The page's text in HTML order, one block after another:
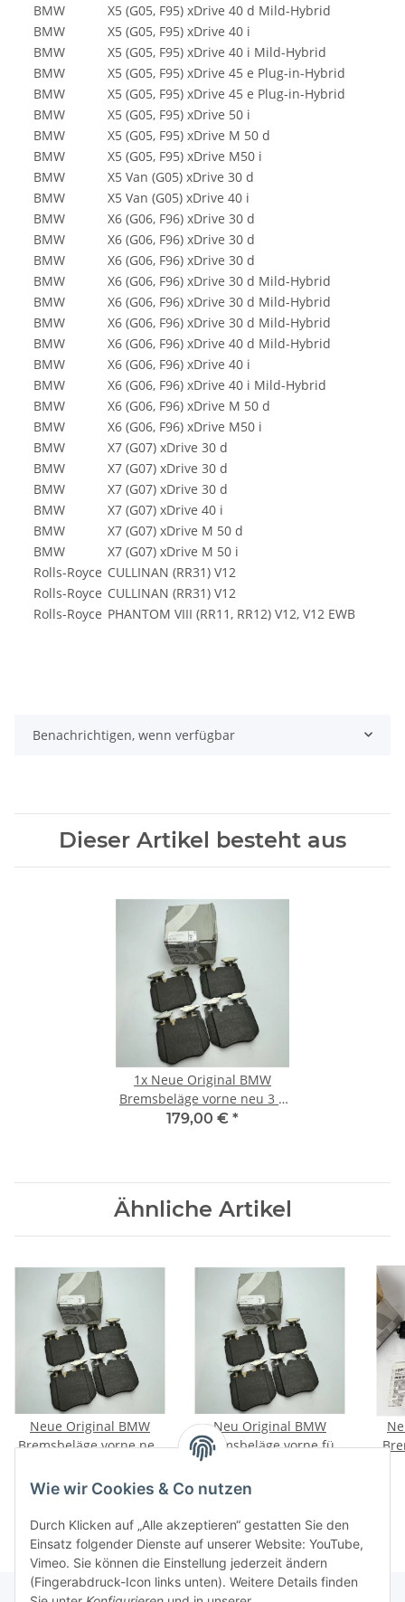
Wie wir Cookies & Co nutzen
Durch Klicken auf „Alle akzeptieren“ gestatten Sie den
Einsatz folgender Dienste auf unserer Website: YouTube,
Vimeo. Sie können die Einstellung jederzeit ändern
(Fingerabdruck-Icon links unten). Weitere Details finden
BMW
X5 (G05, F95) xDrive 40 d Mild-Hybrid
BMW
X5 (G05, F95) xDrive 40 i
BMW
X5 (G05, F95) xDrive 40 i Mild-Hybrid
BMW
X5 (G05, F95) xDrive 45 e Plug-in-Hybrid
BMW
X5 (G05, F95) xDrive 45 e Plug-in-Hybrid
BMW
X5 (G05, F95) xDrive 50 i
BMW
X5 (G05, F95) xDrive M 50 d
BMW
X5 (G05, F95) xDrive M50 i
BMW
X5 Van (G05) xDrive 30 d
BMW
X5 Van (G05) xDrive 40 i
BMW
X6 (G06, F96) xDrive 30 d
BMW
X6 (G06, F96) xDrive 30 d
BMW
X6 (G06, F96) xDrive 30 d
BMW
X6 (G06, F96) xDrive 30 d Mild-Hybrid
BMW
X6 (G06, F96) xDrive 30 d Mild-Hybrid
BMW
X6 (G06, F96) xDrive 30 d Mild-Hybrid
BMW
X6 (G06, F96) xDrive 40 d Mild-Hybrid
BMW
X6 (G06, F96) xDrive 40 i
BMW
X6 (G06, F96) xDrive 40 i Mild-Hybrid
BMW
X6 (G06, F96) xDrive M 50 d
BMW
X6 (G06, F96) xDrive M50 i
BMW
X7 (G07) xDrive 30 d
BMW
X7 (G07) xDrive 30 d
BMW
X7 (G07) xDrive 30 d
BMW
X7 (G07) xDrive 40 i
BMW
X7 (G07) xDrive M 50 d
BMW
X7 (G07) xDrive M 50 i
Rolls-Royce CULLINAN (RR31) V12
Rolls-Royce CULLINAN (RR31) V12
Rolls-Royce PHANTOM VIII (RR11, RR12) V12, V12 EWB
Benachrichtigen, wenn verfügbar
Dieser Artikel besteht aus
1x Neue Original BMW
Bremsbeläge vorne neu 3 4
5 6 7 8 X5 X6 X7 85-390kW
179,00 € *
Ähnliche Artikel
Neue Original BMW
Bremsbeläge vorne neu
390kW 34116889586
Neu Original BMW
Bremsbeläge vorne für
F96 G06 X6 xDrive30d
xDrive40d xDrive40i